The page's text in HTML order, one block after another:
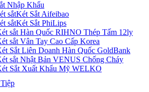
Nhập Khẩu
Két Sắt Aifeibao
Két Sắt PhiLips
sắt Hàn Quốc RIHNO Thép Tấm 12ly
sắt Vân Tay Cao Cấp Korea
Sắt Liên Doanh Hàn Quốc GoldBank
sắt Nhật Bản VENUS Chống Cháy
Sắt Xuất Khẩu Mỹ WELKO